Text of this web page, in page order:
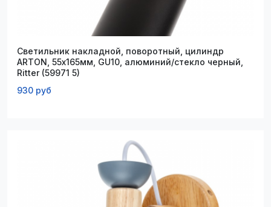
Светильник накладной, поворотный, цилиндр
ARTON, 55х165мм, GU10, алюминий/стекло черный,
Ritter (59971 5)
930 руб